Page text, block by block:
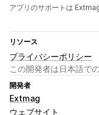
アプリのサポートは
リソース
プライバシーポリシー
この開発者は日本語で
開発者
Extmag
ウェブサイト